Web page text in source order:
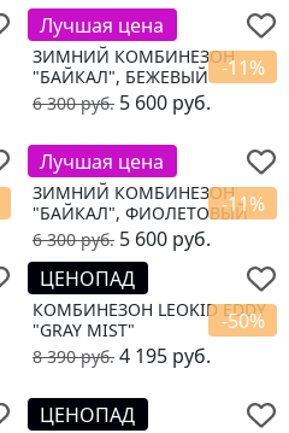
-11%
Лучшая цена
ЗИМНИЙ КОМБИНЕЗОН
"БАЙКАЛ", БЕЖЕВЫЙ
6 300руб. 5 600 руб.
-11%
Лучшая цена
ЗИМНИЙ КОМБИНЕЗОН
"БАЙКАЛ", ФИОЛЕТОВЫЙ
6 300руб. 5 600 руб.
-50%
ЦЕНОПАД
КОМБИНЕЗОН LEOKID EDDY
"GRAY MIST"
8 390руб. 4 195 руб.
ЦЕНОПАД